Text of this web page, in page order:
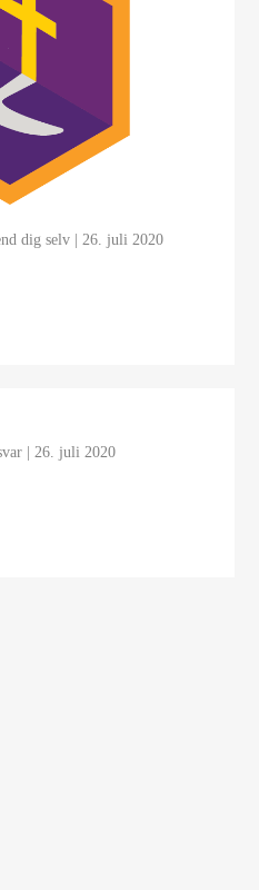
dig selv | 26. juli 2020
| 26. juli 2020